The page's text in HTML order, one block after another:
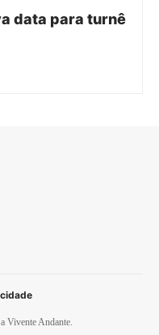
data para turnê
Vivente Andante.